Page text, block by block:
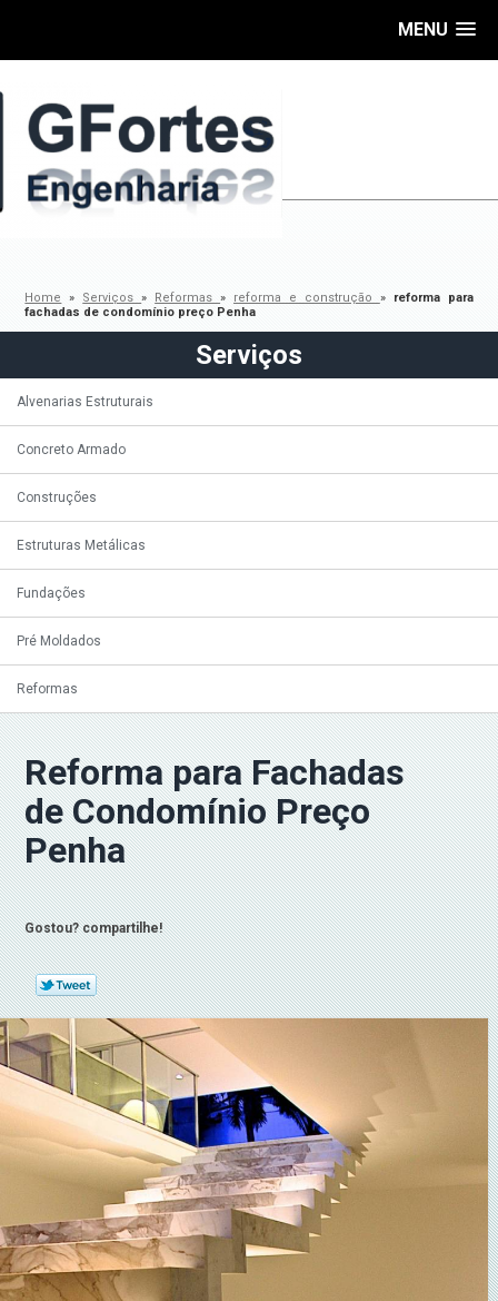
MENU
Home » Serviços» Reformas» reforma e construção » reforma para
fachadas de condomínio preço Penha
Serviços
Alvenarias Estruturais
Concreto Armado
Construções
Estruturas Metálicas
Fundações
Pré Moldados
Reformas
Reforma para Fachadas
de Condomínio Preço
Penha
Gostou? compartilhe!